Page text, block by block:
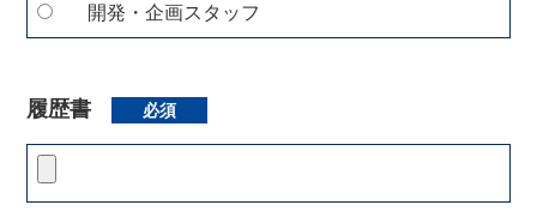
開発・企画スタッフ
履歴書 必須